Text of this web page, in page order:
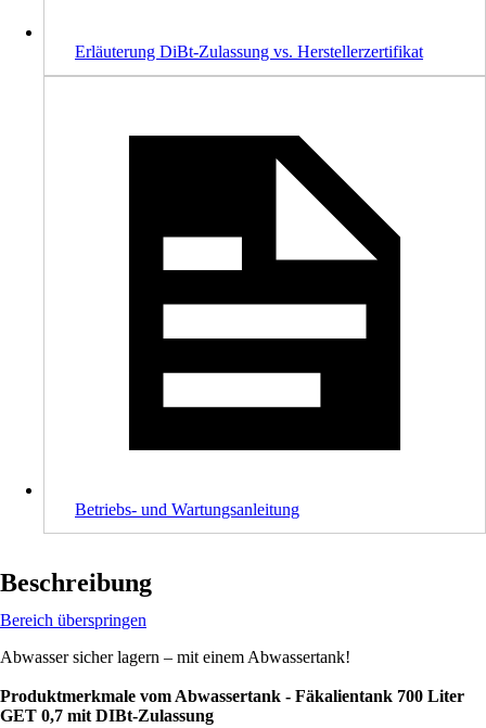
Erläuterung DiBt-Zulassung vs. Herstellerzertifikat
Betriebs- und Wartungsanleitung
Beschreibung
Bereich überspringen
Abwasser sicher lagern – mit einem Abwassertank!
Produktmerkmale vom Abwassertank - Fäkalientank 700 Liter
GET 0,7 mit DIBt-Zulassung